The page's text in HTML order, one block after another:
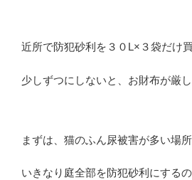
近所で防犯砂利を３０L×３袋だけ
少しずつにしないと、お財布が厳
まずは、猫のふん尿被害が多い場所
いきなり庭全部を防犯砂利にする